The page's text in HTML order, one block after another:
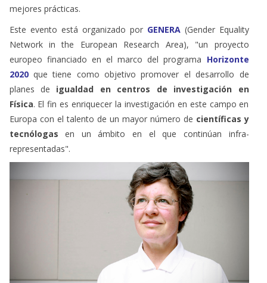
mejores prácticas.
Este evento está organizado por GENERA(Gender Equality
Network in the European Research Area), "un proyecto
europeo financiado en el marco del programa Horizonte
2020que tiene como objetivo promover el desarrollo de
planes de igualdad en centros de investigación en
Física. El fin es enriquecer la investigación en este campo en
Europa con el talento de un mayor número de científicas y
tecnólogas en un ámbito en el que continúan infra-
representadas".